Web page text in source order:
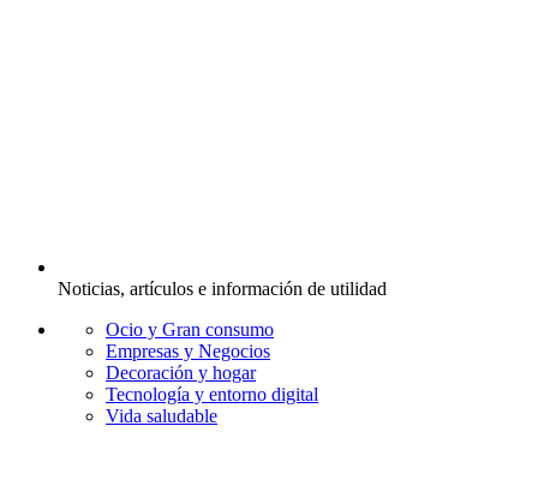
Noticias, artículos e información de utilidad
Ocio y Gran consumo
Empresas y Negocios
Decoración y hogar
Tecnología y entorno digital
Vida saludable